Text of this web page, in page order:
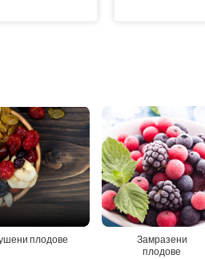
плодове
Замразени
плодове